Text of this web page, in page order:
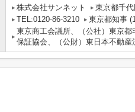
株式会社サンネット
東京都千
TEL:0120-86-3210
東京都知事
東京商工会議所、（公社）東京
保証協会、（公財）東日本不動産